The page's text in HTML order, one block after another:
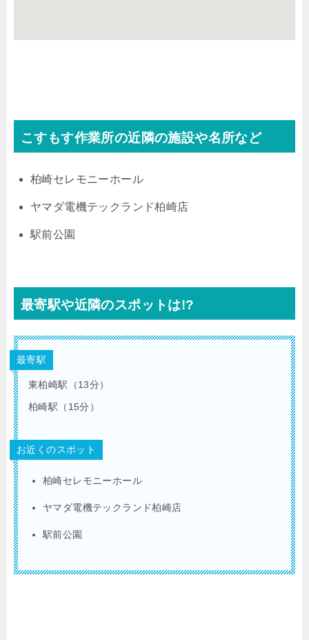
こすもす作業所の近隣の施設や名所など
柏崎セレモニーホール
ヤマダ電機テックランド柏崎店
駅前公園
最寄駅や近隣のスポットは!?
最寄駅
東柏崎駅（13分）
柏崎駅（15分）
お近くのスポット
柏崎セレモニーホール
ヤマダ電機テックランド柏崎店
駅前公園